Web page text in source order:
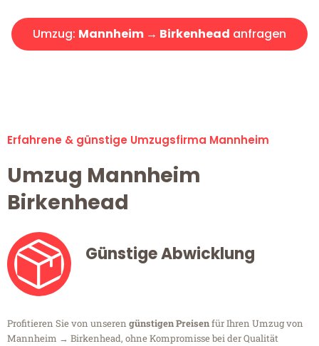
Umzug: Mannheim → Birkenhead anfragen
Erfahrene & günstige Umzugsfirma Mannheim
Umzug Mannheim
Birkenhead
Günstige Abwicklung
Profitieren Sie von unseren günstigen Preisenfür Ihren Umzug von
Mannheim → Birkenhead, ohne Kompromisse bei der Qualität